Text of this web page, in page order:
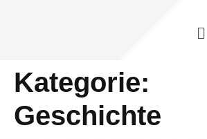
Kategorie:
Geschichte